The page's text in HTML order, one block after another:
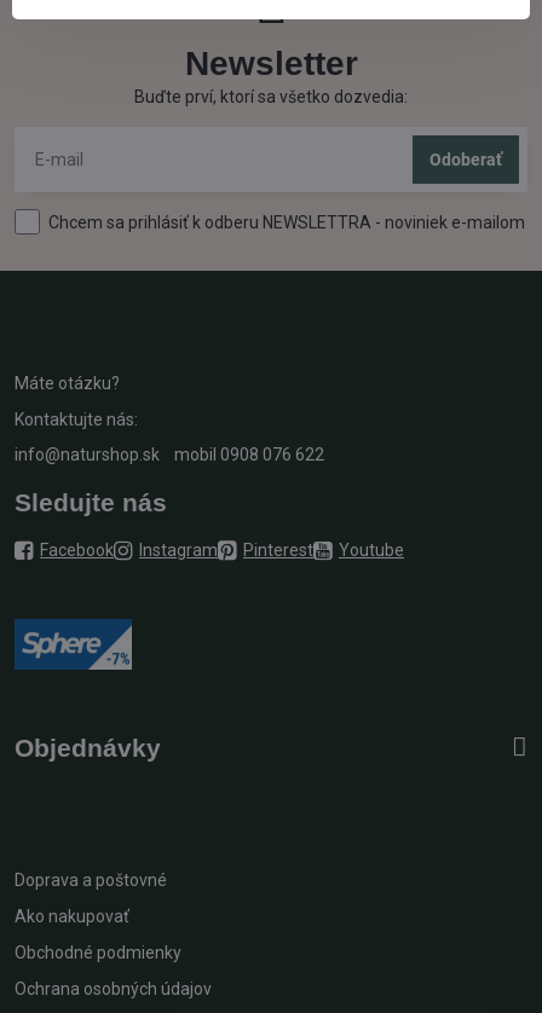
Newsletter
Buďte prví, ktorí sa všetko dozvedia:
Odoberať
Chcem sa prihlásiť k odberu NEWSLETTRA - noviniek e-mailom
Máte otázku?
Kontaktujte nás:
info@naturshop.sk mobil 0908 076 622
Sledujte nás
Facebook Instagram Pinterest Youtube
Objednávky
Doprava a poštovné
Ako nakupovať
Obchodné podmienky
Ochrana osobných údajov